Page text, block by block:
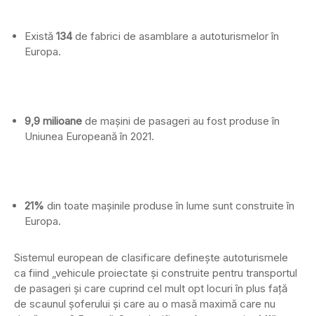
Există 134de fabrici de asamblare a autoturismelor în
Europa.
9,9 milioane de mașini de pasageri au fost produse în
Uniunea Europeană în 2021.
21% din toate mașinile produse în lume sunt construite în
Europa.
Sistemul european de clasificare definește autoturismele
ca fiind „vehicule proiectate și construite pentru transportul
de pasageri și care cuprind cel mult opt ​​locuri în plus față
de scaunul șoferului și care au o masă maximă care nu